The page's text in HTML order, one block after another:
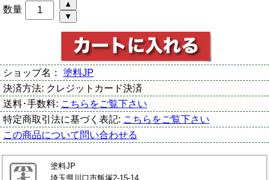
数量
ショップ名： 塗料JP
決済方法: クレジットカード決済
送料･手数料: こちらをご覧下さい
特定商取引法に基づく表記: こちらをご覧下さい
この商品について問い合わせる
塗料JP
埼玉県川口市飯塚2-15-14